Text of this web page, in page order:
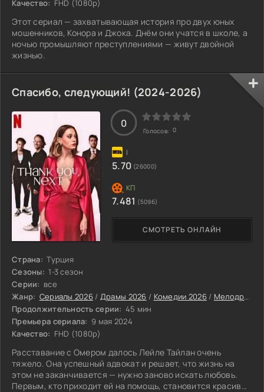
Качество: FHD (1080p)
Этот сериал — захватывающая история про двух юных
мошенников, Конора и Джока. Днём они учатся в школе, а
ночью промышляют преступлениями — живут двойной
жизнью.
Спасибо, следующий! (2024-2026)
Страна: Турция
Сезоны: 1-3 сезон
Серии: все
Жанр: Сериалы 2026 / Драмы 2026 / Комедии 2026/ Мелодрамы 2026
Продолжительность серии: 45 мин
Премьера сериала: 9 мая 2024
Качество: FHD (1080p)
Расставание с Омером далось Лейле Тайлан очень
тяжело. Она успешный адвокат и решает, что жизнь на
этом не заканчивается — нужно заново искать любовь.
Первым, кто приходит ей на помощь, становится красивый
СМОТРЕТЬ ОНЛАЙН
0
Голосов: 0
5.70 (26000)
7.481 (5096)